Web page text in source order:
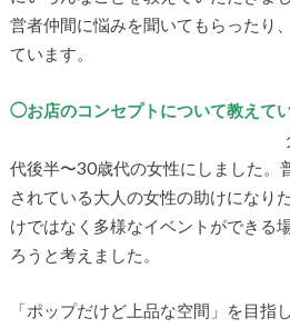
営者仲間に悩みを聞いてもらったり
ています。
◯お店のコンセプトについて教えてい
代後半〜30歳代の女性にしました。
されている大人の女性の助けになり
けではなく多様なイベントができる
ろうと考えました。
「ポップだけど上品な空間」を目指